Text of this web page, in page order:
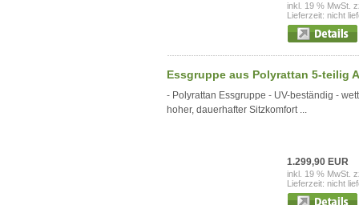
inkl. 19 % MwSt.
Lieferzeit: nicht
Essgruppe aus Polyrattan 5-teilig
- Polyrattan Essgruppe - UV-beständig -
hoher, dauerhafter Sitzkomfort ...
1.299,90 EUR
inkl. 19 % MwSt.
Lieferzeit: nicht